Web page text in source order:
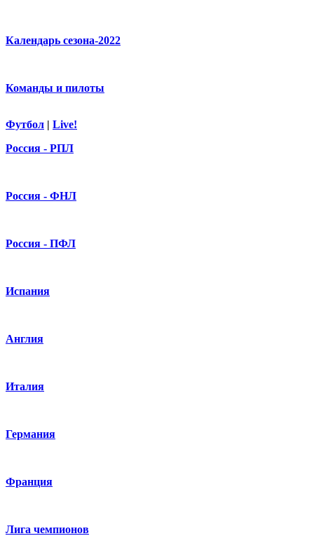
Календарь сезона-2022
Команды и пилоты
Футбол | Live!
Россия - РПЛ
Россия - ФНЛ
Россия - ПФЛ
Испания
Англия
Италия
Германия
Франция
Лига чемпионов